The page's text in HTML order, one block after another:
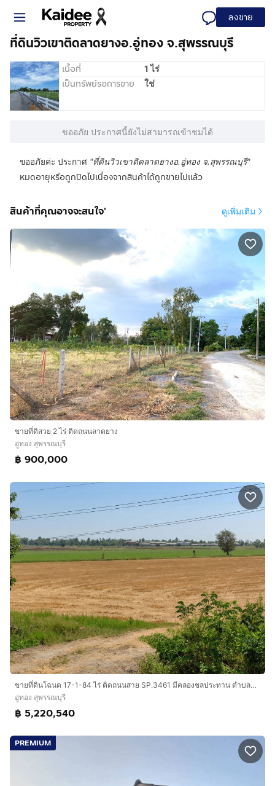
ลงขาย
ที่ดินวิวเขาติดลาดยางอ.อู่ทอง จ.สุพรรณบุรี
เนื้อที่ 1 ไร่
เป็นทรัพย์รอการขาย ใช่
ขออภัย ประกาศนี้ยังไม่สามารถเข้าชมได้
ขออภัยค่ะ ประกาศ "ที่ดินวิวเขาติดลาดยางอ.อู่ทอง จ.สุพรรณบุรี"
หมดอายุหรือถูกปิดไปเนื่องจากสินค้าได้ถูกขายไปแล้ว
สินค้าที่คุณอาจจะสนใจ' ดูเพิ่มเติม
ขายที่ดิสวย 2 ไร่ ติดถนนลาดยาง
อู่ทอง สุพรรณบุรี
฿ 900,000
ขายที่ดินโฉนด 17-1-84 ไร่ ติดถนนสาย SP.3461 มีคลองชลประทาน ตำบลดอนคา อำเภออู่ทอง จังหวัดสุพรรณบุรี
อู่ทอง สุพรรณบุรี
฿ 5,220,540
PREMIUM